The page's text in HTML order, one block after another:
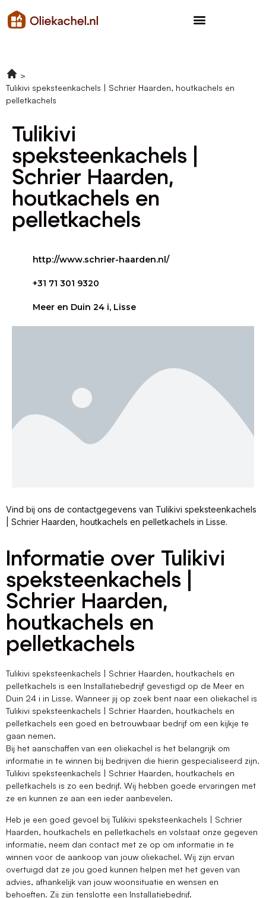
Tulikivi speksteenkachels | Schrier Haarden, houtkachels en
pelletkachels
Tulikivi
speksteenkachels |
Schrier Haarden,
houtkachels en
pelletkachels
http://www.schrier-haarden.nl/
+31 71 301 9320
Meer en Duin 24 i, Lisse
Vind bij ons de contactgegevens van Tulikivi speksteenkachels
| Schrier Haarden, houtkachels en pelletkachels in Lisse.
Informatie over Tulikivi
speksteenkachels |
Schrier Haarden,
houtkachels en
pelletkachels
Tulikivi speksteenkachels | Schrier Haarden, houtkachels en
pelletkachels is een Installatiebedrijf gevestigd op de Meer en
Duin 24 i in Lisse. Wanneer jij op zoek bent naar een oliekachel is
Tulikivi speksteenkachels | Schrier Haarden, houtkachels en
pelletkachels een goed en betrouwbaar bedrijf om een kijkje te
gaan nemen.
Bij het aanschaffen van een oliekachel is het belangrijk om
informatie in te winnen bij bedrijven die hierin gespecialiseerd zijn.
Tulikivi speksteenkachels | Schrier Haarden, houtkachels en
pelletkachels is zo een bedrijf. Wij hebben goede ervaringen met
ze en kunnen ze aan een ieder aanbevelen.
Heb je een goed gevoel bij Tulikivi speksteenkachels | Schrier
Haarden, houtkachels en pelletkachels en volstaat onze gegeven
informatie, neem dan contact met ze op om informatie in te
winnen voor de aankoop van jouw oliekachel. Wij zijn ervan
overtuigd dat ze jou goed kunnen helpen met het geven van
advies, afhankelijk van jouw woonsituatie en wensen en
behoeften. Zij zijn tenslotte een Installatiebedrijf.